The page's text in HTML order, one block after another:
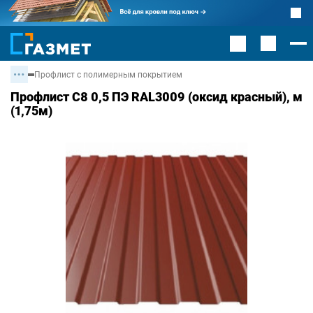
Профлист с полимерным покрытием
Профлист С8 0,5 ПЭ RAL3009 (оксид красный), м
(1,75м)